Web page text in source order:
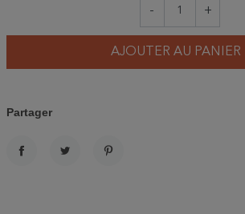
- +
AJOUTER AU PANIER
Partager